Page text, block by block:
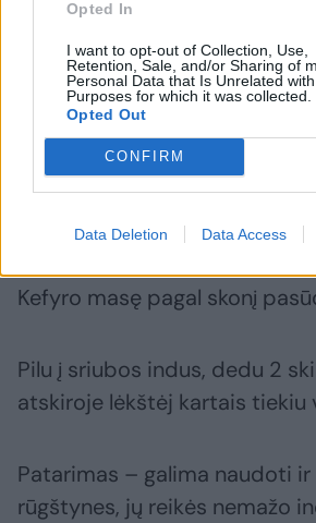
Opted In
I want to opt-out of Collection, Use,
Retention, Sale, and/or Sharing of
Personal Data that Is Unrelated
Purposes for which it was collected.
Opted Out
CONFIRM
Data Deletion Data Access
Tuo metu puode stambiai
agurkus, supilu kefyrą ir
krapus ir svogūnus.
Išvirusius kiaušinius staigiai
vandens srove, nulupu,
Kefyro masę pagal skonį
Pilu į sriubos indus, dedu 2
atskiroje lėkštėj kartais tiekiu
Patarimas – galima naudoti ir
rūgštynes, jų reikės nemažo